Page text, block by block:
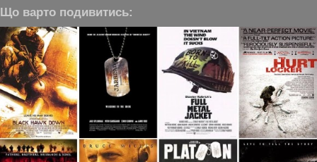
Що варто подивитись: